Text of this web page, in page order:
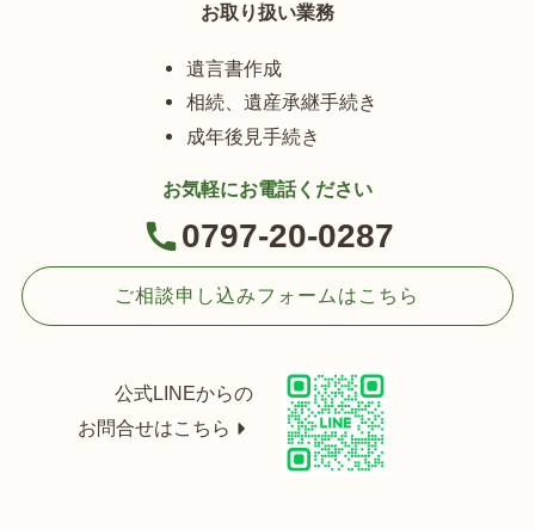
お取り扱い業務
遺言書作成
相続、遺産承継手続き
成年後見手続き
お気軽にお電話ください
0797-20-0287
ご相談申し込みフォームはこちら
公式LINEからの
お問合せはこちら